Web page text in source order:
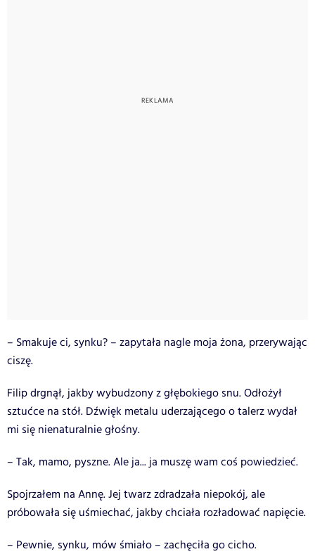
– Smakuje ci, synku? – zapytała nagle moja żona, przerywając
ciszę.
Filip drgnął, jakby wybudzony z głębokiego snu. Odłożył
sztućce na stół. Dźwięk metalu uderzającego o talerz wydał
mi się nienaturalnie głośny.
– Tak, mamo, pyszne. Ale ja... ja muszę wam coś powiedzieć.
Spojrzałem na Annę. Jej twarz zdradzała niepokój, ale
próbowała się uśmiechać, jakby chciała rozładować napięcie.
– Pewnie, synku, mów śmiało – zachęciła go cicho.